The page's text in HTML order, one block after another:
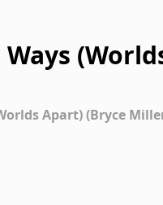
Ways
Apart) (Bryce